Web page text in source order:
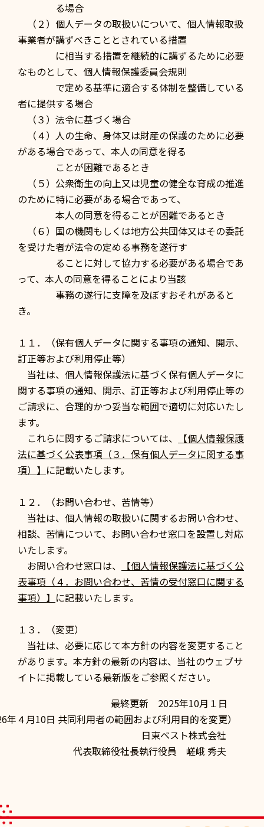
る場合
（２）個人データの取扱いについて、個人情報取扱
事業者が講ずべきこととされている措置
に相当する措置を継続的に講ずるために必要
なものとして、個人情報保護委員会規則
で定める基準に適合する体制を整備している
者に提供する場合
（３）法令に基づく場合
（４）人の生命、身体又は財産の保護のために必要
がある場合であって、本人の同意を得る
ことが困難であるとき
（５）公衆衛生の向上又は児童の健全な育成の推進
のために特に必要がある場合であって、
本人の同意を得ることが困難であるとき
（６）国の機関もしくは地方公共団体又はその委託
を受けた者が法令の定める事務を遂行す
ることに対して協力する必要がある場合であ
って、本人の同意を得ることにより当該
事務の遂行に支障を及ぼすおそれがあると
き。
１１．（保有個人データに関する事項の通知、開示、
訂正等および利用停止等）
当社は、個人情報保護法に基づく保有個人データに
関する事項の通知、開示、訂正等および利用停止等の
ご請求に、合理的かつ妥当な範囲で適切に対応いたし
ます。
これらに関するご請求については、
【個人情報保護
法に基づく公表事項（３．保有個人データに関する事
項）】 に記載いたします。
１２．（お問い合わせ、苦情等）
当社は、個人情報の取扱いに関するお問い合わせ、
相談、苦情について、お問い合わせ窓口を設置し対応
いたします。
お問い合わせ窓口は、
【個人情報保護法に基づく公
表事項（４．お問い合わせ、苦情の受付窓口に関する
事項）】 に記載いたします。
１３．（変更）
当社は、必要に応じて本方針の内容を変更すること
があります。本方針の最新の内容は、当社のウェブサ
イトに掲載している最新版をご参照ください。
更新 2025年10月１日
年４月10日 共同利用者の範囲および利用目的を変更）
東ベスト株式会社
取締役社長執行役員 嵯峨 秀夫